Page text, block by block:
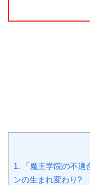
1. 「魔王学院の不
ンの生まれ変わり?